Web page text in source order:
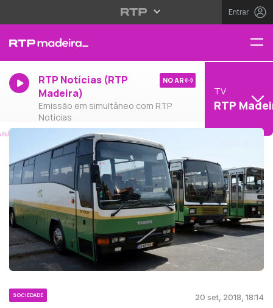
Entrar
RTP Notícias (RTP
Madeira)
Emissão em simultâneo com RTP
Notícias
NO AR
TV
RTP
SOCIEDADE 20 set, 2018, 18:14